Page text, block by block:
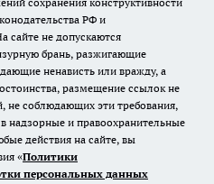
РФ и
сайте не допускаются
брань, разжигающие
ненависть или вражду, а
размещение ссылок не
не соблюдающих эти требования,
надзорные и правоохранительные
действия на сайте, вы
«Политики
персональных данных